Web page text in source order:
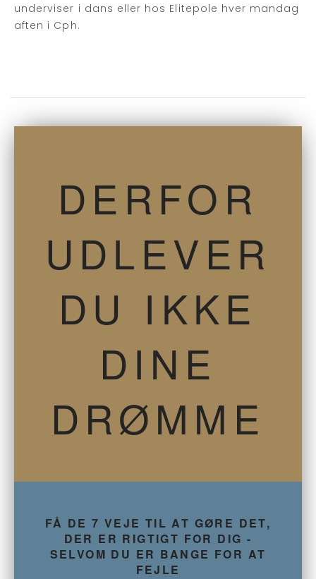
underviser i dans eller hos Elitepole hver mandag
aften i Cph.
DERFOR
UDLEVER
DU IKKE
DINE
DRØMME
FÅ DE 7 VEJE TIL AT GØRE DET,
DER ER RIGTIGT FOR DIG -
SELVOM DU ER BANGE FOR AT
FEJLE